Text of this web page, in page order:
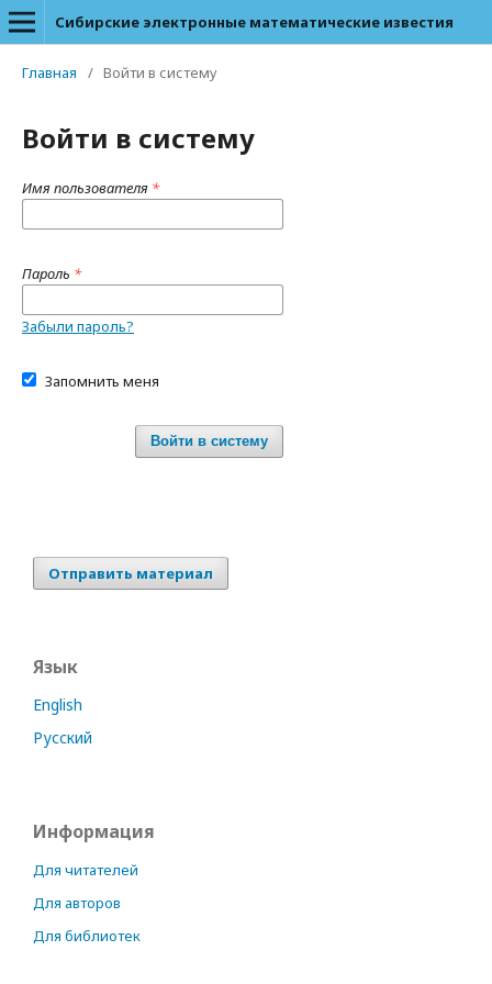
Сибирские электронные математические известия
Главная / Войти в систему
Войти в систему
Имя пользователя *
Пароль *
Забыли пароль?
Запомнить меня
Войти в систему
Отправить материал
Язык
English
Русский
Информация
Для читателей
Для авторов
Для библиотек